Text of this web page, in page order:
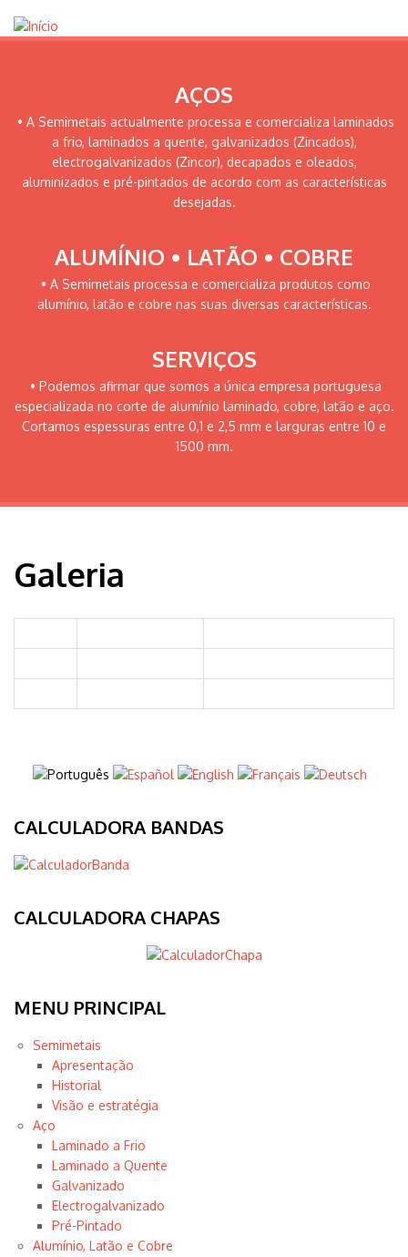
AÇOS
• A Semimetais actualmente processa e comercializa laminados
a frio, laminados a quente, galvanizados (Zincados),
electrogalvanizados (Zincor), decapados e oleados,
aluminizados e pré-pintados de acordo com as características
desejadas.
ALUMÍNIO • LATÃO • COBRE
• A Semimetais processa e comercializa produtos como
alumínio, latão e cobre nas suas diversas características.
SERVIÇOS
• Podemos afirmar que somos a única empresa portuguesa
especializada no corte de alumínio laminado, cobre, latão e aço.
Cortamos espessuras entre 0,1 e 2,5 mm e larguras entre 10 e
1500 mm.
Galeria
CALCULADORA BANDAS
CALCULADORA CHAPAS
MENU PRINCIPAL
Semimetais
Apresentação
Historial
Visão e estratégia
Aço
Laminado a Frio
Laminado a Quente
Galvanizado
Electrogalvanizado
Pré-Pintado
Alumínio, Latão e Cobre